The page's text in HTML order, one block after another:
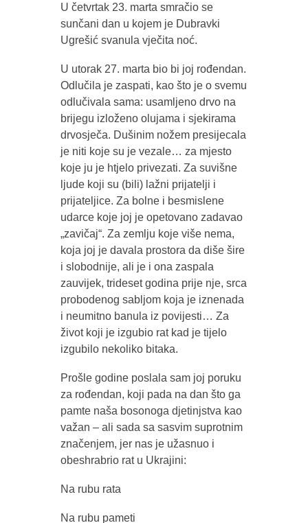
U četvrtak 23. marta smračio se
sunčani dan u kojem je Dubravki
Ugrešić svanula vječita noć.
U utorak 27. marta bio bi joj rođendan.
Odlučila je zaspati, kao što je o svemu
odlučivala sama: usamljeno drvo na
brijegu izloženo olujama i sjekirama
drvosječa. Dušinim nožem presijecala
je niti koje su je vezale… za mjesto
koje ju je htjelo privezati. Za suvišne
ljude koji su (bili) lažni prijatelji i
prijateljice. Za bolne i besmislene
udarce koje joj je opetovano zadavao
„zavičaj“. Za zemlju koje više nema,
koja joj je davala prostora da diše šire
i slobodnije, ali je i ona zaspala
zauvijek, trideset godina prije nje, srca
probodenog sabljom koja je iznenada
i neumitno banula iz povijesti… Za
život koji je izgubio rat kad je tijelo
izgubilo nekoliko bitaka.
Prošle godine poslala sam joj poruku
za rođendan, koji pada na dan što ga
pamte naša bosonoga djetinjstva kao
važan – ali sada sa sasvim suprotnim
značenjem, jer nas je užasnuo i
obeshrabrio rat u Ukrajini:
Na rubu rata
Na rubu pameti